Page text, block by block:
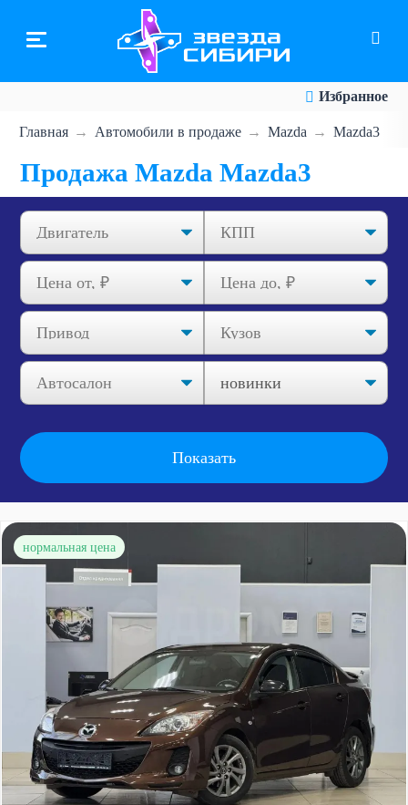
основному
Избранное
Главная Автомобили в продаже Mazda Mazda3
Продажа Mazda Mazda3
нормальная цена